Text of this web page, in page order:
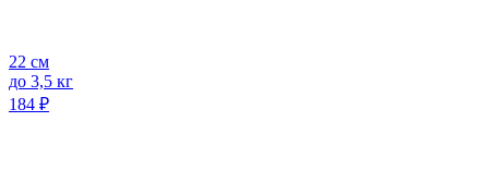
22 см
до 3,5 кг
184 ₽